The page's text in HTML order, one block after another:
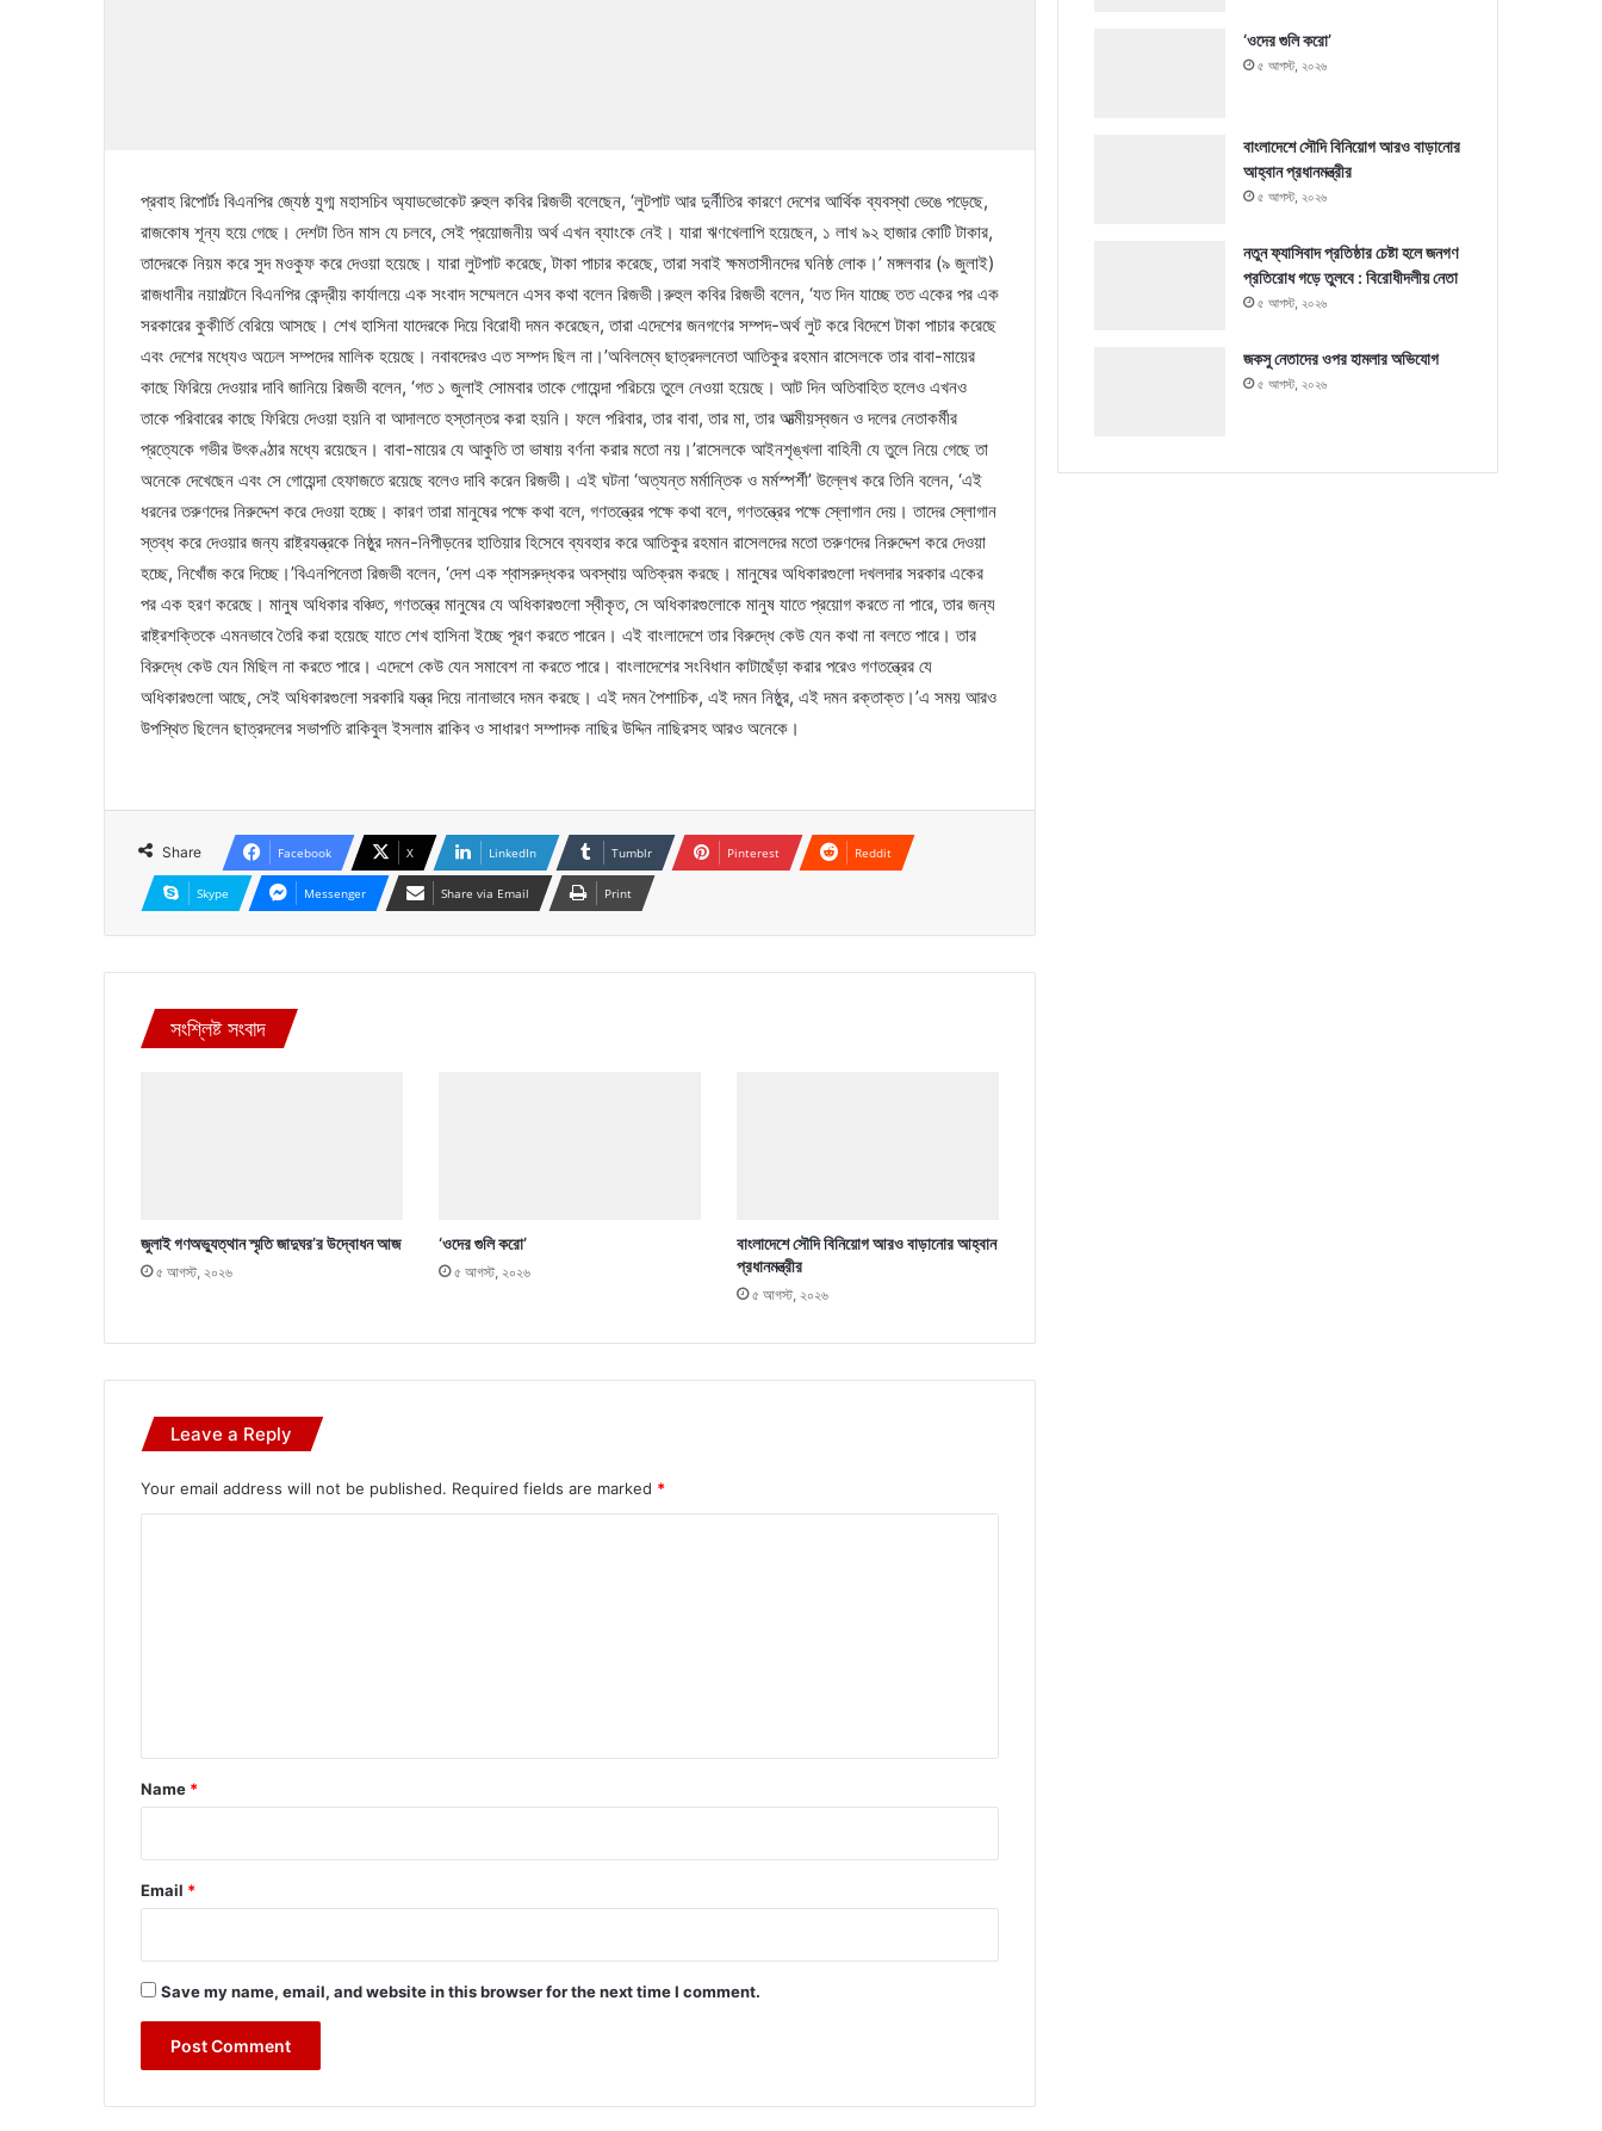
প্রবাহ রিপোর্টঃ বিএনপির জ্যেষ্ঠ যুগ্ম মহাসচিব অ্যাডভোকেট রুহুল কবির রিজভী বলেছেন, ‘লুটপাট আর দুর্নীতির কারণে দেশের আর্থিক ব্যবস্থা ভেঙে পড়েছে,
রাজকোষ শূন্য হয়ে গেছে। দেশটা তিন মাস যে চলবে, সেই প্রয়োজনীয় অর্থ এখন ব্যাংকে নেই। যারা ঋণখেলাপি হয়েছেন, ১ লাখ ৯২ হাজার কোটি টাকার,
তাদেরকে নিয়ম করে সুদ মওকুফ করে দেওয়া হয়েছে। যারা লুটপাট করেছে, টাকা পাচার করেছে, তারা সবাই ক্ষমতাসীনদের ঘনিষ্ঠ লোক।’ মঙ্গলবার (৯ জুলাই)
রাজধানীর নয়াপল্টনে বিএনপির কেন্দ্রীয় কার্যালয়ে এক সংবাদ সম্মেলনে এসব কথা বলেন রিজভী।রুহুল কবির রিজভী বলেন, ‘যত দিন যাচ্ছে তত একের পর এক
সরকারের কুকীর্তি বেরিয়ে আসছে। শেখ হাসিনা যাদেরকে দিয়ে বিরোধী দমন করেছেন, তারা এদেশের জনগণের সম্পদ-অর্থ লুট করে বিদেশে টাকা পাচার করেছে
এবং দেশের মধ্যেও অঢেল সম্পদের মালিক হয়েছে। নবাবদেরও এত সম্পদ ছিল না।’অবিলম্বে ছাত্রদলনেতা আতিকুর রহমান রাসেলকে তার বাবা-মায়ের
কাছে ফিরিয়ে দেওয়ার দাবি জানিয়ে রিজভী বলেন, ‘গত ১ জুলাই সোমবার তাকে গোয়েন্দা পরিচয়ে তুলে নেওয়া হয়েছে। আট দিন অতিবাহিত হলেও এখনও
তাকে পরিবারের কাছে ফিরিয়ে দেওয়া হয়নি বা আদালতে হস্তান্তর করা হয়নি। ফলে পরিবার, তার বাবা, তার মা, তার আত্মীয়স্বজন ও দলের নেতাকর্মীর
প্রত্যেকে গভীর উৎকণ্ঠার মধ্যে রয়েছেন। বাবা-মায়ের যে আকুতি তা ভাষায় বর্ণনা করার মতো নয়।’রাসেলকে আইনশৃঙ্খলা বাহিনী যে তুলে নিয়ে গেছে তা
অনেকে দেখেছেন এবং সে গোয়েন্দা হেফাজতে রয়েছে বলেও দাবি করেন রিজভী। এই ঘটনা ‘অত্যন্ত মর্মান্তিক ও মর্মস্পর্শী’ উল্লেখ করে তিনি বলেন, ‘এই
ধরনের তরুণদের নিরুদ্দেশ করে দেওয়া হচ্ছে। কারণ তারা মানুষের পক্ষে কথা বলে, গণতন্ত্রের পক্ষে কথা বলে, গণতন্ত্রের পক্ষে স্লোগান দেয়। তাদের স্লোগান
স্তব্ধ করে দেওয়ার জন্য রাষ্ট্রযন্ত্রকে নিষ্ঠুর দমন-নিপীড়নের হাতিয়ার হিসেবে ব্যবহার করে আতিকুর রহমান রাসেলদের মতো তরুণদের নিরুদ্দেশ করে দেওয়া
হচ্ছে, নিখোঁজ করে দিচ্ছে।’বিএনপিনেতা রিজভী বলেন, ‘দেশ এক শ্বাসরুদ্ধকর অবস্থায় অতিক্রম করছে। মানুষের অধিকারগুলো দখলদার সরকার একের
পর এক হরণ করেছে। মানুষ অধিকার বঞ্চিত, গণতন্ত্রে মানুষের যে অধিকারগুলো স্বীকৃত, সে অধিকারগুলোকে মানুষ যাতে প্রয়োগ করতে না পারে, তার জন্য
রাষ্ট্রশক্তিকে এমনভাবে তৈরি করা হয়েছে যাতে শেখ হাসিনা ইচ্ছে পূরণ করতে পারেন। এই বাংলাদেশে তার বিরুদ্ধে কেউ যেন কথা না বলতে পারে। তার
বিরুদ্ধে কেউ যেন মিছিল না করতে পারে। এদেশে কেউ যেন সমাবেশ না করতে পারে। বাংলাদেশের সংবিধান কাটাছেঁড়া করার পরেও গণতন্ত্রের যে
অধিকারগুলো আছে, সেই অধিকারগুলো সরকারি যন্ত্র দিয়ে নানাভাবে দমন করছে। এই দমন পৈশাচিক, এই দমন নিষ্ঠুর, এই দমন রক্তাক্ত।’এ সময় আরও
উপস্থিত ছিলেন ছাত্রদলের সভাপতি রাকিবুল ইসলাম রাকিব ও সাধারণ সম্পাদক নাছির উদ্দিন নাছিরসহ আরও অনেকে।
Share Facebook X LinkedIn Tumblr Pinterest Reddit
Skype Messenger Share via Email Print
সংশ্লিষ্ট সংবাদ
জুলাই গণঅভ্যুত্থান স্মৃতি জাদুঘর’র উদ্বোধন আজ
৫ আগস্ট, ২০২৬
‘ওদের গুলি করো’
৫ আগস্ট, ২০২৬
বাংলাদেশে সৌদি বিনিয়োগ আরও বাড়ানোর আহ্বান
প্রধানমন্ত্রীর
৫ আগস্ট, ২০২৬
Leave a Reply
Your email address will not be published. Required fields are marked *
*
Name *
Email *
Save my name, email, and website in this browser for the next time I comment.
‘ওদের গুলি করো’
৫ আগস্ট, ২০২৬
বাংলাদেশে সৌদি বিনিয়োগ আরও বাড়ানোর
আহ্বান প্রধানমন্ত্রীর
৫ আগস্ট, ২০২৬
নতুন ফ্যাসিবাদ প্রতিষ্ঠার চেষ্টা হলে জনগণ
প্রতিরোধ গড়ে তুলবে : বিরোধীদলীয় নেতা
৫ আগস্ট, ২০২৬
জকসু নেতাদের ওপর হামলার অভিযোগ
৫ আগস্ট, ২০২৬